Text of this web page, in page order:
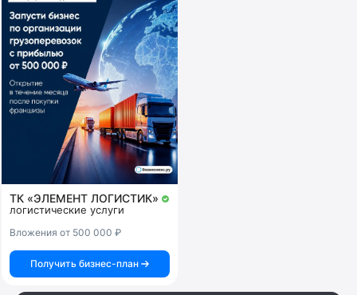
ТК «ЭЛЕМЕНТ ЛОГИСТИК»
логистические услуги
Вложения от 500 000 ₽
Получить бизнес-план